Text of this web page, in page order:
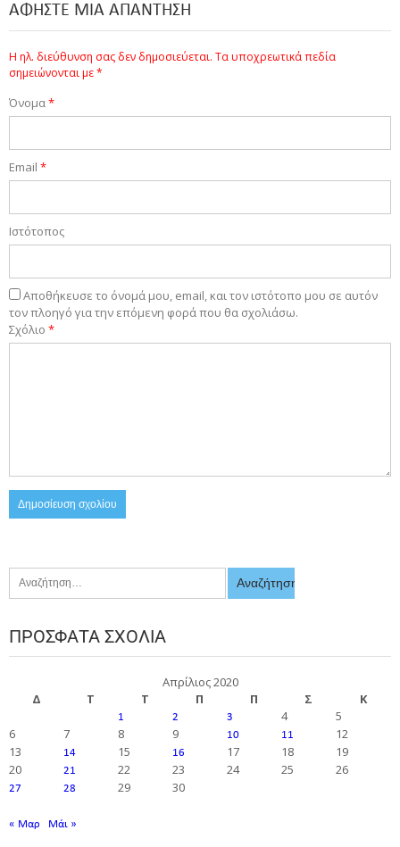
ΑΦΉΣΤΕ ΜΙΑ ΑΠΆΝΤΗΣΗ
Η ηλ. διεύθυνση σας δεν δημοσιεύεται. Τα υποχρεωτικά πεδία
σημειώνονται με*
Όνομα*
Email *
Ιστότοπος
Αποθήκευσε το όνομά μου, email, και τον ιστότοπο μου σε αυτόν
τον πλοηγό για την επόμενη φορά που θα σχολιάσω.
Σχόλιο *
ΠΡΌΣΦΑΤΑ ΣΧΌΛΙΑ
Απρίλιος 2020
Δ
Τ Τ Π Π Σ Κ
1 2 3 4
5
6
7 8 9 10 11
12
13
14 15 16 17 18
19
20
21 22 23 24 25 26
27 28 29 30
« Μαρ Μάι »